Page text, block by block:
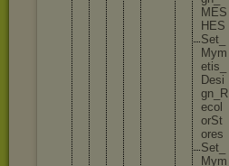
M ES
H ES
Set
Mym
etis
Desi
gn R
eco
orSt
ores
Set
Mym